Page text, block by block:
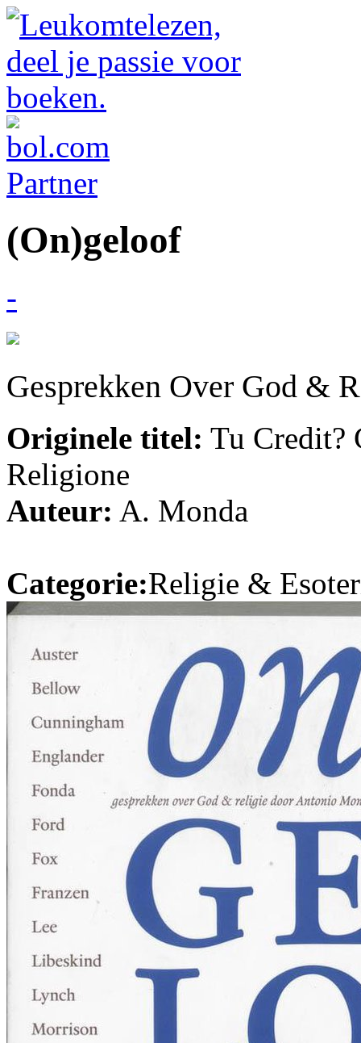
(On)geloof
-
Gesprekken Over God &
Originele titel: Tu Credit?
Religione
Auteur: A. Monda
Categorie:Religie &